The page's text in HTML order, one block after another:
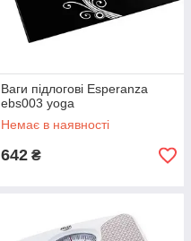
Ваги підлогові Esperanza
ebs003 yoga
Немає в наявності
642 ₴